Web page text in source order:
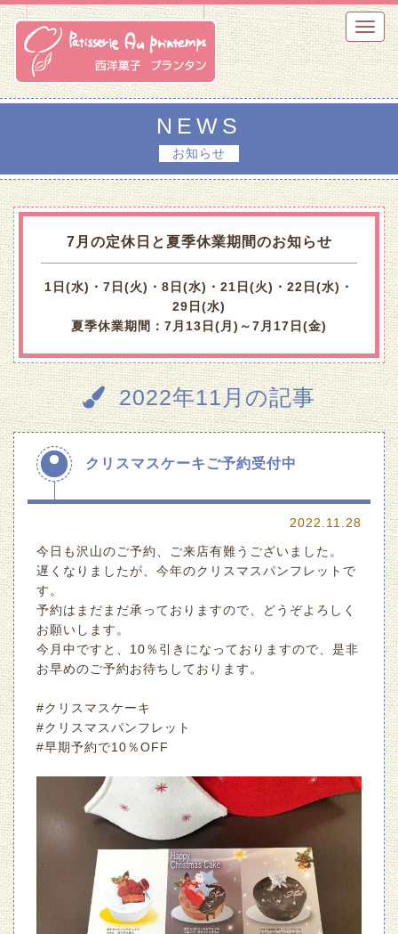
NEWS
お知らせ
7月の定休日と夏季休業期間のお知らせ
1日(水)・7日(火)・8日(水)・21日(火)・22日(水)・
29日(水)
夏季休業期間：7月13日(月)～7月17日(金)
2022年11月の記事
クリスマスケーキご予約受付中
2022.11.28
今日も沢山のご予約、ご来店有難うございました。
遅くなりましたが、今年のクリスマスパンフレットで
す。
予約はまだまだ承っておりますので、どうぞよろしく
お願いします。
今月中ですと、10％引きになっておりますので、是非
お早めのご予約お待ちしております。
#クリスマスケーキ
#クリスマスパンフレット
#早期予約で10％OFF